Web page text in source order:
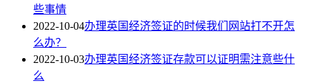
些事情
2022-10-04办理英国经济签证的时候我们网站打不开怎
么办？
2022-10-03办理英国经济签证存款可以证明需注意些什
么